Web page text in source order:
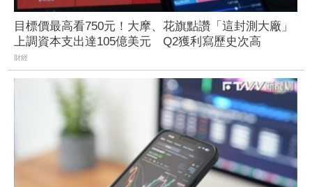
目標價最高看750元！大摩、花旗點讚「這封測大廠」
上調資本支出達105億美元 Q2獲利寫歷史次高
財經